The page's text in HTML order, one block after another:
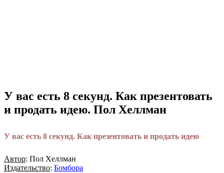
У вас есть 8 секунд. Как презентовать
и продать идею. Пол Хеллман
У вас есть 8 секунд. Как презентовать и продать идею
Автор: Пол Хеллман
Издательство: Бомбора